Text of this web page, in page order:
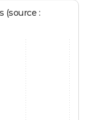
(source :